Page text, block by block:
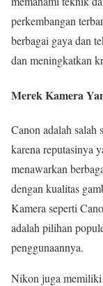
perkembangan
berbagai gaya dan
dan meningkatkan
Merek Kamera
Canon adalah salah
karena reputasinya
menawarkan
dengan kualitas
Kamera seperti
adalah pilihan
penggunaannya.
Nikon juga memiliki